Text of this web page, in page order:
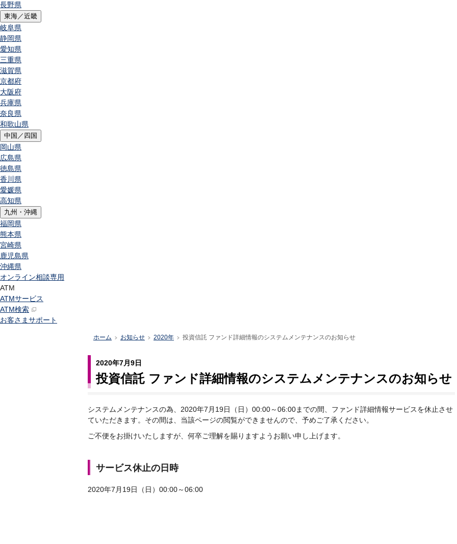
長野県
東海／近畿
岐阜県
静岡県
愛知県
三重県
滋賀県
京都府
大阪府
兵庫県
奈良県
和歌山県
中国／四国
岡山県
広島県
徳島県
香川県
愛媛県
高知県
九州・沖縄
福岡県
熊本県
宮崎県
鹿児島県
沖縄県
オンライン相談専用
ATM
ATMサービス
ATM検索
お客さまサポート
ホーム >お知らせ >2020年 >投資信託 ファンド詳細情報のシステムメンテナンスのお知らせ
2020年7月9日
投資信託 ファンド詳細情報のシステムメンテナンスのお知らせ
システムメンテナンスの為、2020年7月19日（日）00:00～06:00までの間、ファンド詳細情報サービスを休止させ
ていただきます。その間は、当該ページの閲覧ができませんので、予めご了承ください。
ご不便をお掛けいたしますが、何卒ご理解を賜りますようお願い申し上げます。
サービス休止の日時
2020年7月19日（日）00:00～06:00